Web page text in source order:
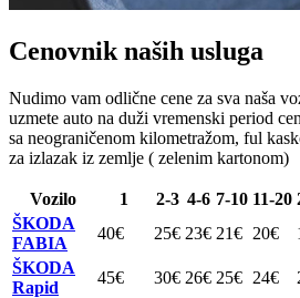
Cenovnik naših usluga
Nudimo vam odlične cene za sva naša
uzmete auto na duži vremenski period
sa neograničenom kilometražom, ful
za izlazak iz zemlje ( zelenim kartonom)
Vozilo 1 2-3 4-6 7-10 11-20
ŠKODA
FABIA
40€ 25€ 23€ 21€ 20€
ŠKODA
Rapid
45€ 30€ 26€ 25€ 24€